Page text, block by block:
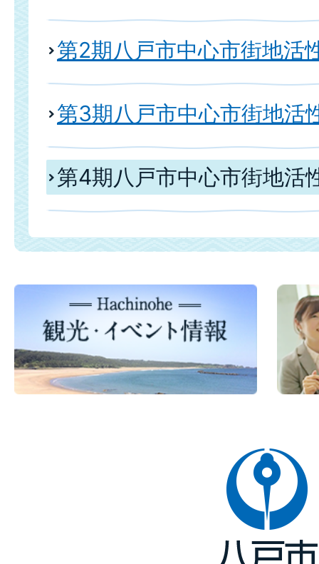
第2期八戸市中心市街地活
第3期八戸市中心市街地活
第4期八戸市中心市街地活
八
戸
Hachinohe